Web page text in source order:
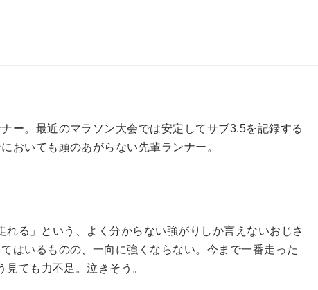
ー。最近のマラソン大会では安定してサブ3.5を記録する
おいても頭のあがらない先輩ランナー。
れる」という、よく分からない強がりしか言えないおじさ
はいるものの、一向に強くならない。今まで一番走った
ても力不足。泣きそう。